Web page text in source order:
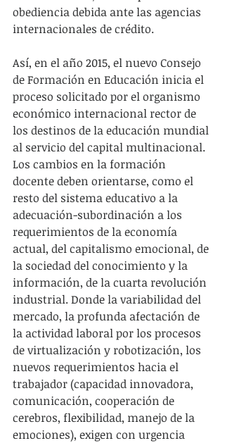
obediencia debida ante las agencias
internacionales de crédito.
Así, en el año 2015, el nuevo Consejo
de Formación en Educación inicia el
proceso solicitado por el organismo
económico internacional rector de
los destinos de la educación mundial
al servicio del capital multinacional.
Los cambios en la formación
docente deben orientarse, como el
resto del sistema educativo a la
adecuación-subordinación a los
requerimientos de la economía
actual, del capitalismo emocional, de
la sociedad del conocimiento y la
información, de la cuarta revolución
industrial. Donde la variabilidad del
mercado, la profunda afectación de
la actividad laboral por los procesos
de virtualización y robotización, los
nuevos requerimientos hacia el
trabajador (capacidad innovadora,
comunicación, cooperación de
cerebros, flexibilidad, manejo de la
emociones), exigen con urgencia